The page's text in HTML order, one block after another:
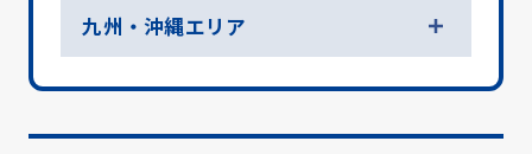
九州・沖縄エリア